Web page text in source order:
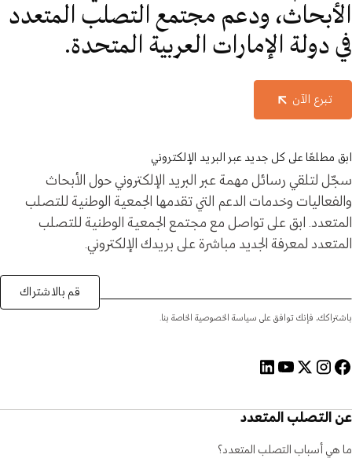
الأبحاث، ودعم مجتمع التصلب المتعدد
في دولة الإمارات العربية المتحدة.
تبرع الآن
ابق مطلعًا على كل جديد عبر البريد الإلكتروني
سجّل لتلقي رسائل مهمة عبر البريد الإلكتروني حول الأبحاث
والفعاليات وخدمات الدعم التي تقدمها الجمعية الوطنية للتصلب
المتعدد. ابق على تواصل مع مجتمع الجمعية الوطنية للتصلب
المتعدد لمعرفة الجديد مباشرة على بريدك الإلكتروني.
باشتراكك، فإنك توافق على سياسة الخصوصية الخاصة بنا.
قم بالاشتراك
عن التصلب المتعدد
ما هي أسباب التصلب المتعدد؟